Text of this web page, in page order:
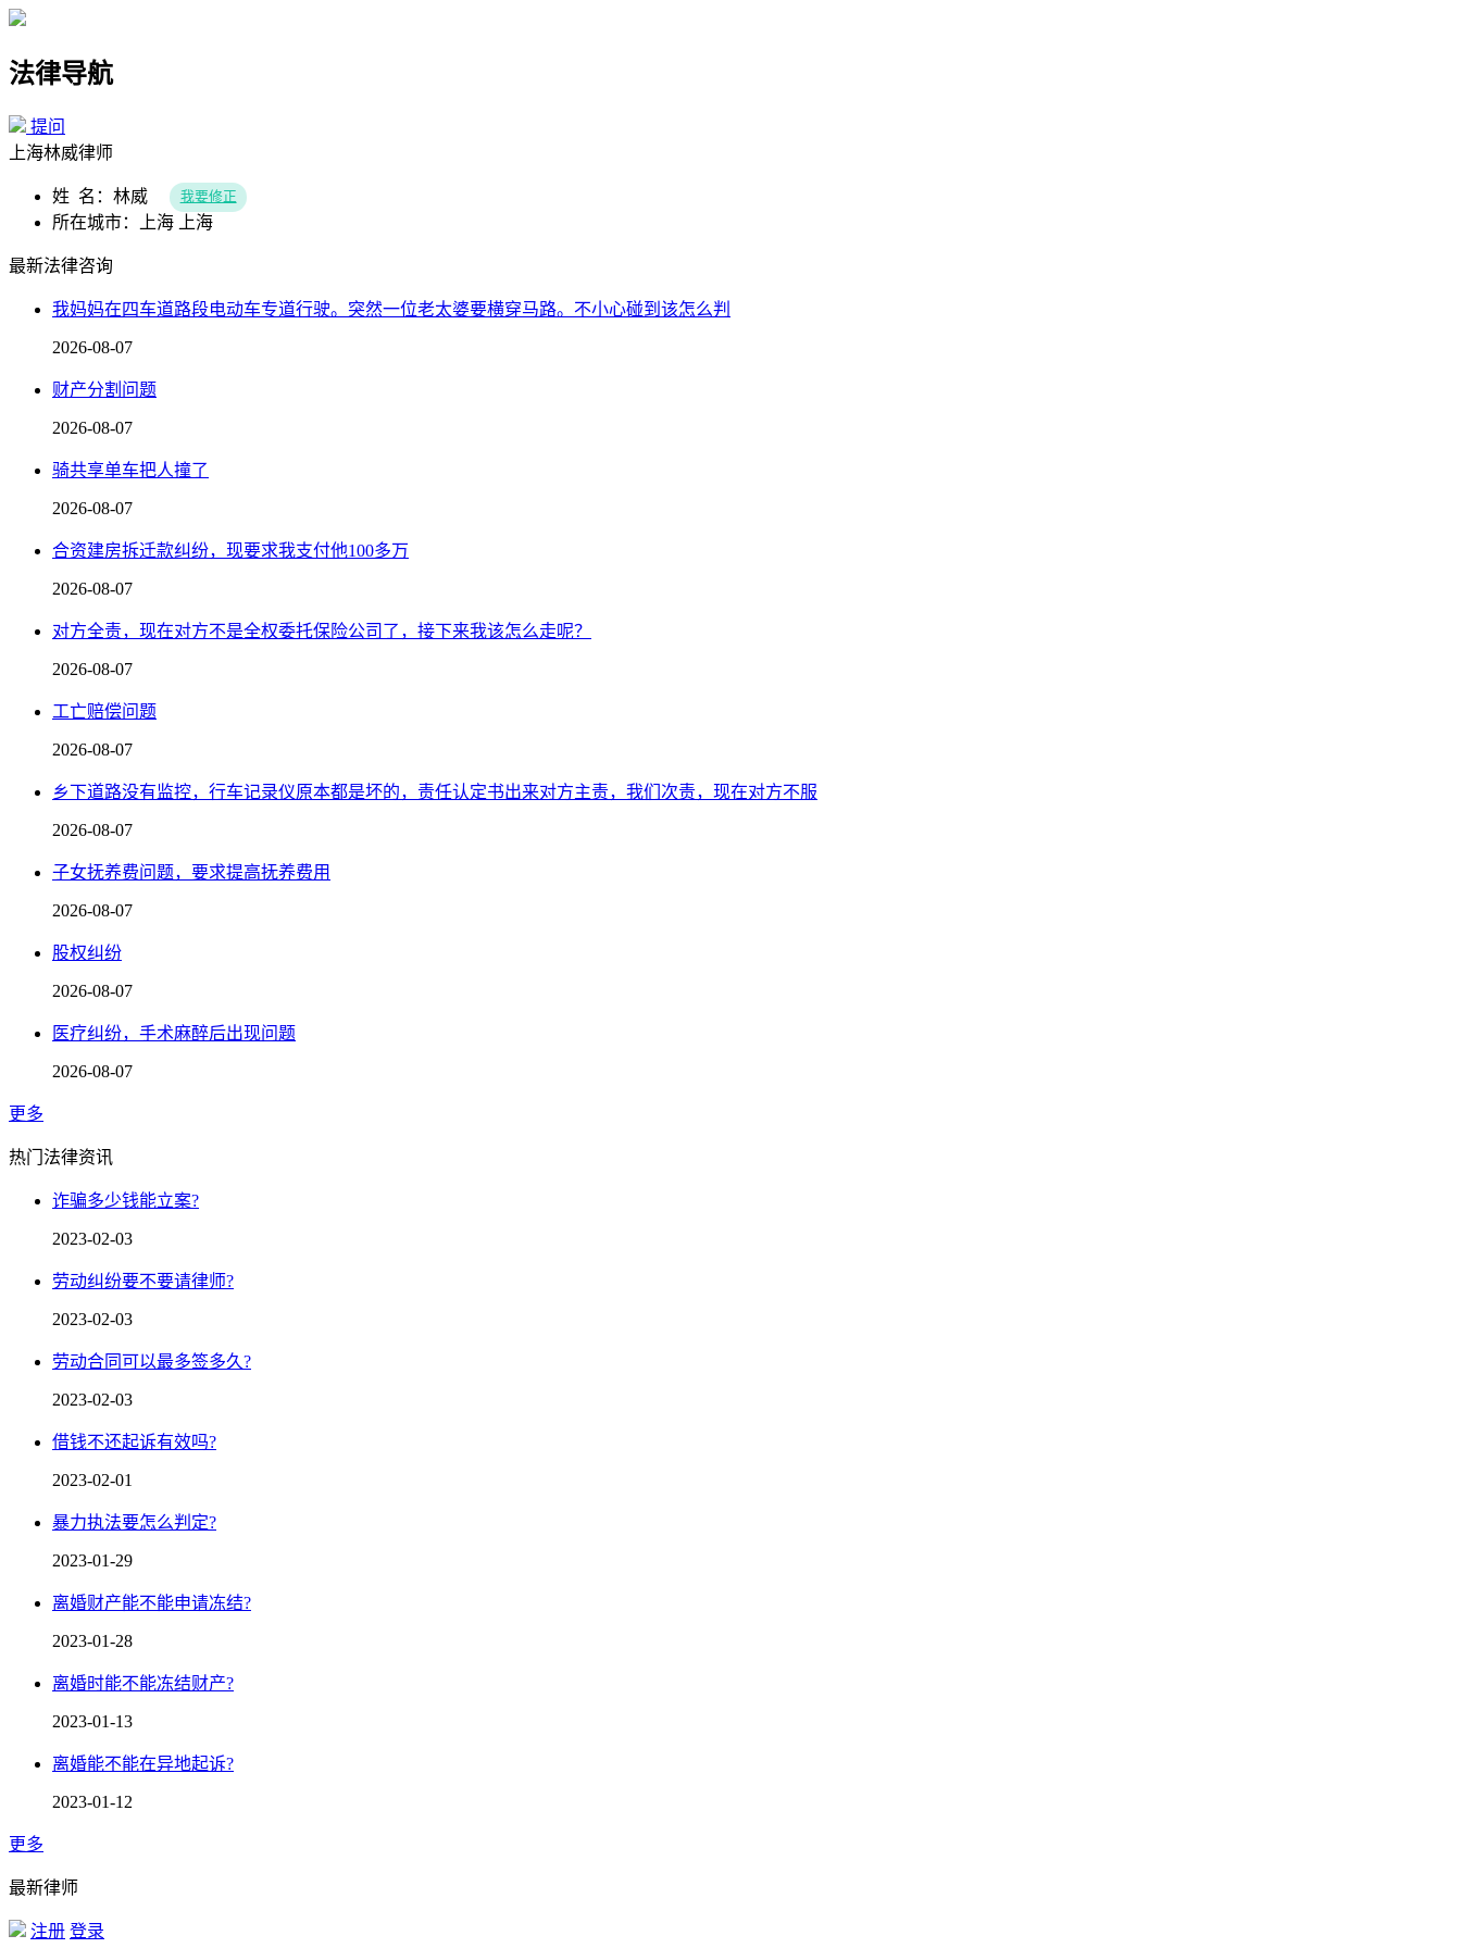
法律导航
提问
上海林威律师
姓 名：林威 我要修正
所在城市：上海 上海
最新法律咨询
我妈妈在四车道路段电动车专道行驶。突然一位老太婆要横穿马路。不小心碰到该怎么判
2026-08-07
财产分割问题
2026-08-07
骑共享单车把人撞了
2026-08-07
合资建房拆迁款纠纷，现要求我支付他100多万
2026-08-07
对方全责，现在对方不是全权委托保险公司了，接下来我该怎么走呢？
2026-08-07
工亡赔偿问题
2026-08-07
乡下道路没有监控，行车记录仪原本都是坏的，责任认定书出来对方主责，我们次责，现在对方不服
2026-08-07
子女抚养费问题，要求提高抚养费用
2026-08-07
股权纠纷
2026-08-07
医疗纠纷，手术麻醉后出现问题
2026-08-07
更多
热门法律资讯
诈骗多少钱能立案?
2023-02-03
劳动纠纷要不要请律师?
2023-02-03
劳动合同可以最多签多久?
2023-02-03
借钱不还起诉有效吗?
2023-02-01
暴力执法要怎么判定?
2023-01-29
离婚财产能不能申请冻结?
2023-01-28
离婚时能不能冻结财产?
2023-01-13
离婚能不能在异地起诉?
2023-01-12
更多
最新律师
注册 登录